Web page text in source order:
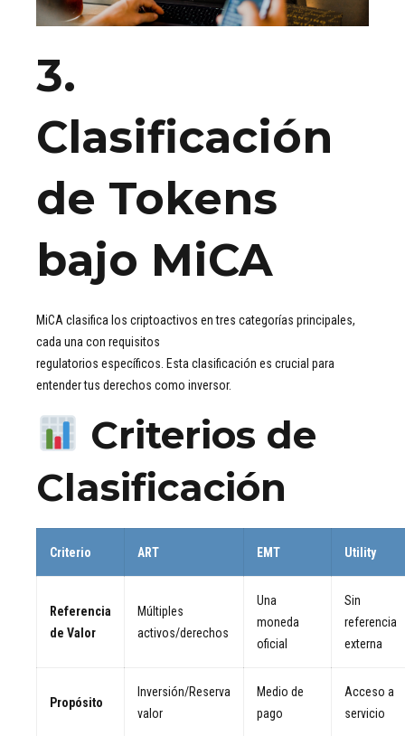
3.
Clasificación
de Tokens
bajo MiCA
MiCA clasifica los criptoactivos en tres categorías principales,
cada una con requisitos
regulatorios específicos. Esta clasificación es crucial para
entender tus derechos como inversor.
Criterios de
Clasificación
Criterio ART EMT Utility
Referencia
de Valor
Múltiples
activos/derechos
Una
moneda
oficial
Sin
referencia
externa
Propósito
Inversión/Reserva
valor
Medio de
pago
Acceso a
servicio